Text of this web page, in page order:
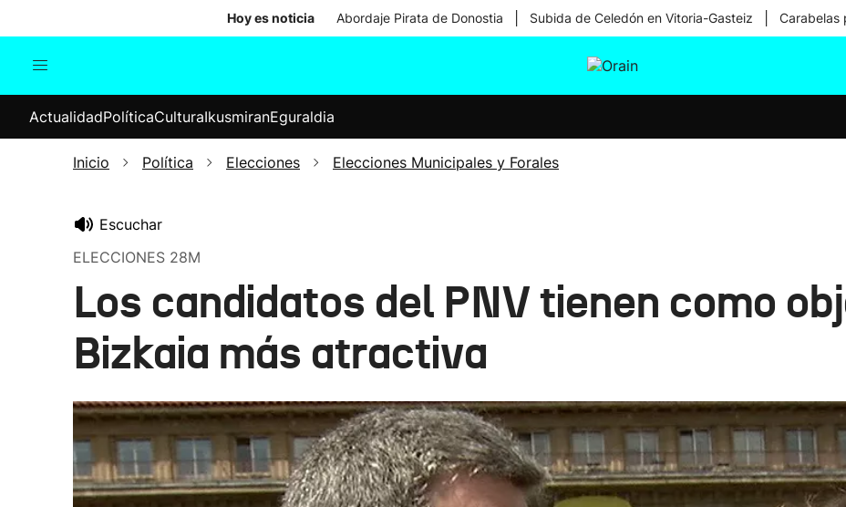
Hoy es noticia Abordaje Pirata de Donostia Subida de Celedón en Vitoria-Gasteiz Carabelas
Internacional
Elecciones
ActualidadPolíticaCulturaIkusmiranEguraldia
Inicio Política Elecciones Elecciones Municipales y Forales
Escuchar
ELECCIONES 28M
Los candidatos del PNV tienen como
Bizkaia más atractiva